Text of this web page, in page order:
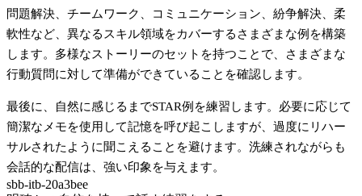
問題解決、チームワーク、コミュニケーション、紛争解決、柔
軟性など、異なるスキル領域をカバーするさまざまな例を構築
します。多様なストーリーのセットを持つことで、さまざまな
行動質問に対して準備ができていることを確認します。
最後に、自然に感じるまでSTAR例を練習します。必要に応じて
簡潔なメモを使用して記憶を呼び起こしますが、過度にリハー
サルされたように聞こえることを避けます。洗練されながらも
会話的な配信は、強い印象を与えます。
sbb-itb-20a3bee